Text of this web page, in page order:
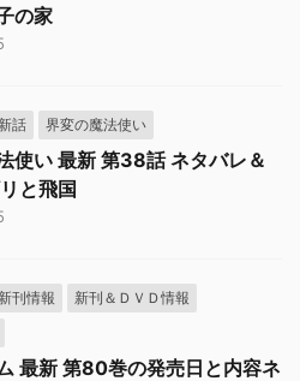
の家
話 界変の魔法使い
使い 最新 第38話 ネタバレ＆
と飛国
刊情報
新刊＆ＤＶＤ情報
最新 第80巻の発売日と内容ネ